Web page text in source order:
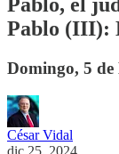
Pablo (III):
Domingo, 5 de
César Vidal
dic 25, 2024